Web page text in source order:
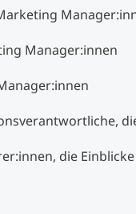
Manager:innen
die